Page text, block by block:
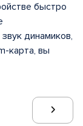
быстро
динамиков,
карта, вы